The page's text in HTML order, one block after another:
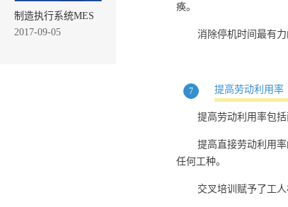
制造执行系统MES
2017-09-05
痪。
消除停机时间最有
7 提高劳动利用率
提高劳动利用率包
提高直接劳动利用
任何工种。
交叉培训赋予了工